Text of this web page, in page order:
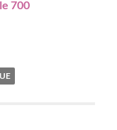
700